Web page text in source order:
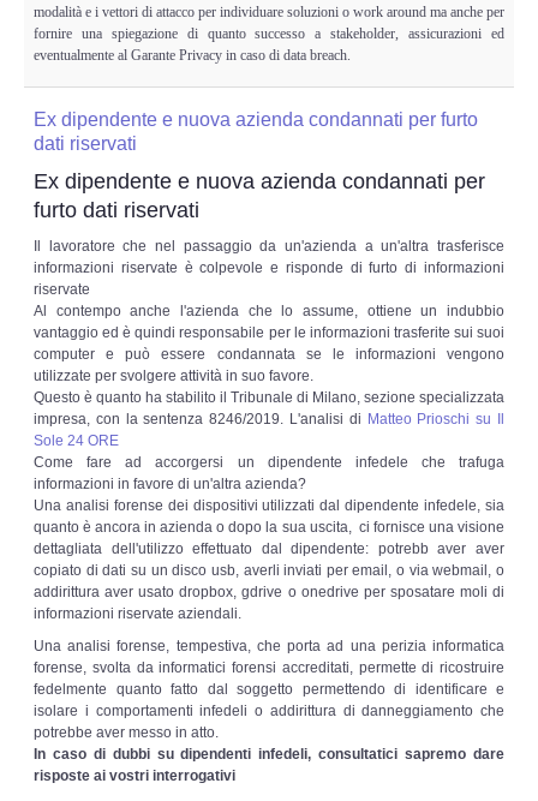
modalità e i vettori di attacco per individuare soluzioni o work around ma anche per
fornire una spiegazione di quanto successo a stakeholder, assicurazioni ed
eventualmente al Garante Privacy in caso di data breach.
Ex dipendente e nuova azienda condannati per furto
dati riservati
Ex dipendente e nuova azienda condannati per
furto dati riservati
Il lavoratore che nel passaggio da un'azienda a un'altra trasferisce
informazioni riservate è colpevole e risponde di furto di informazioni
riservate
Al contempo anche l'azienda che lo assume, ottiene un indubbio
vantaggio ed è quindi responsabile per le informazioni trasferite sui suoi
computer e può essere condannata se le informazioni vengono
utilizzate per svolgere attività in suo favore.
Questo è quanto ha stabilito il Tribunale di Milano, sezione specializzata
impresa, con la sentenza 8246/2019. L'analisi di Matteo Prioschi su Il
Sole 24 ORE
Come fare ad accorgersi un dipendente infedele che trafuga
informazioni in favore di un'altra azienda?
Una analisi forense dei dispositivi utilizzati dal dipendente infedele, sia
quanto è ancora in azienda o dopo la sua uscita, ci fornisce una visione
dettagliata dell'utilizzo effettuato dal dipendente: potrebb aver aver
copiato di dati su un disco usb, averli inviati per email, o via webmail, o
addirittura aver usato dropbox, gdrive o onedrive per sposatare moli di
informazioni riservate aziendali.
Una analisi forense, tempestiva, che porta ad una perizia informatica
forense, svolta da informatici forensi accreditati, permette di ricostruire
fedelmente quanto fatto dal soggetto permettendo di identificare e
isolare i comportamenti infedeli o addirittura di danneggiamento che
potrebbe aver messo in atto.
In caso di dubbi su dipendenti infedeli, consultatici sapremo dare
risposte ai vostri interrogativi